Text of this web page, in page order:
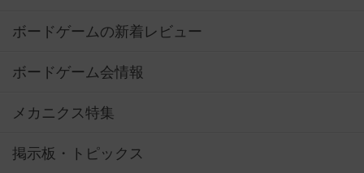
ボードゲームの新着レビュー
ボードゲーム会情報
メカニクス特集
掲示板・トピックス